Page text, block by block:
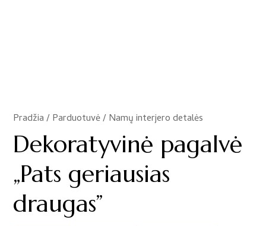
Pradžia/Parduotuvė/Namų interjero detalės
/
Dekoratyvinė pagalvė
„Pats geriausias
draugas”